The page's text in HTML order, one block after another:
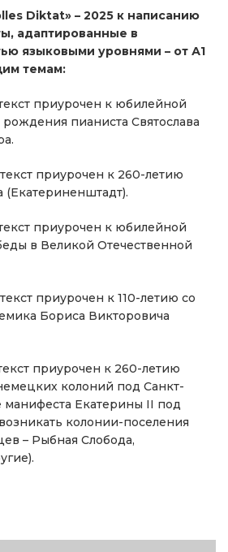
Diktat» – 2025 к написанию
адаптированные в
языковыми уровнями – от А1
темам:
приурочен к юбилейной
рождения пианиста Святослава
приурочен к 260-летию
(Екатериненштадт).
приурочен к юбилейной
в Великой Отечественной
приурочен к 110-летию со
Бориса Викторовича
приурочен к 260-летию
колоний под Санкт-
манифеста Екатерины II под
колонии-поселения
– Рыбная Слобода,